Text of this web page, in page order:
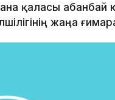
қаласы Қабанбай
жаңа